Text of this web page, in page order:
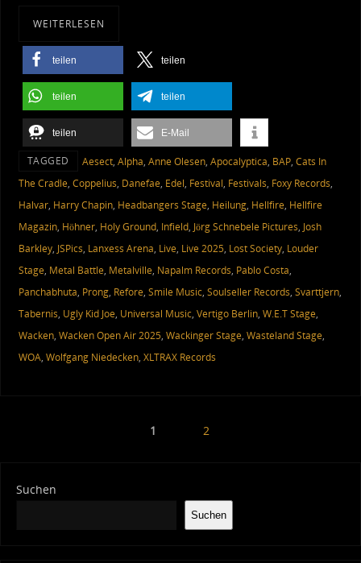
WEITERLESEN
teilen teilen
teilen teilen
teilen E-Mail
TAGGED Aesect, Alpha, Anne Olesen, Apocalyptica, BAP, Cats In
The Cradle, Coppelius, Danefae, Edel, Festival, Festivals, Foxy Records,
Halvar, Harry Chapin, Headbangers Stage, Heilung, Hellfire, Hellfire
Magazin, Höhner, Holy Ground, Infield, Jörg Schnebele Pictures, Josh
Barkley, JSPics, Lanxess Arena, Live, Live 2025, Lost Society, Louder
Stage, Metal Battle, Metalville, Napalm Records, Pablo Costa,
Panchabhuta, Prong, Refore, Smile Music, Soulseller Records, Svarttjern,
Tabernis, Ugly Kid Joe, Universal Music, Vertigo Berlin, W.E.T Stage,
Wacken, Wacken Open Air 2025, Wackinger Stage, Wasteland Stage,
WOA, Wolfgang Niedecken, XLTRAX Records
1 2
Suchen
Suchen